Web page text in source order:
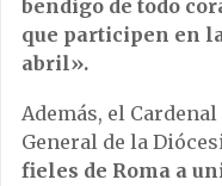
bendigo de todo
que participen en
abril».
Además, el
General de la
fieles de Roma a